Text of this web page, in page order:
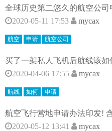
全球历史第二悠久的航空公司
2020-05-11 17:53
mycax
航空 申请 航空公司
买了一架私人飞机后航线该如
2020-04-06 17:55
mycax
航线 如何 申请
航空飞行营地申请办法印发!
2020-05-12 13:41
mycax